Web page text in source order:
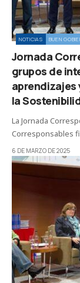
NOTICIAS BUEN
Jornada
grupos de
aprendizajes
la
La Jornada
Corresponsables
6 DE MARZO DE 2025